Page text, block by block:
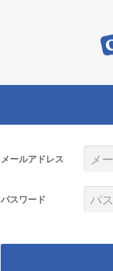
メールアドレス
パスワード